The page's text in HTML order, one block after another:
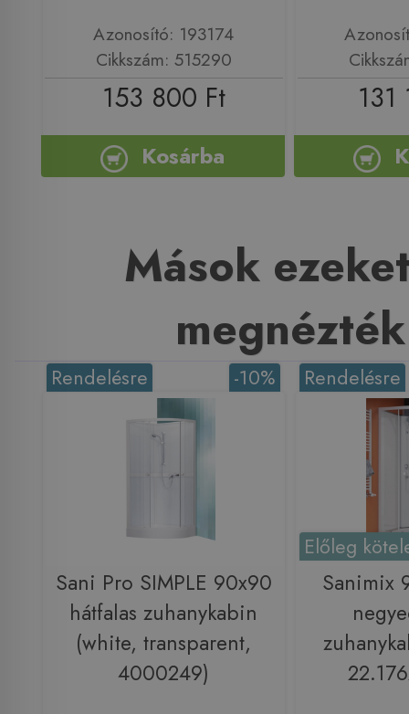
Azonosító: 193174
Cikkszám: 515290
153 800 Ft
Kosárba
131
Mások
megnézték
-10%
Rendelésre
Sani Pro SIMPLE 90x90
hátfalas zuhanykabin
(white, transparent,
4000249)
Rendelésre
Előleg
Sanimix